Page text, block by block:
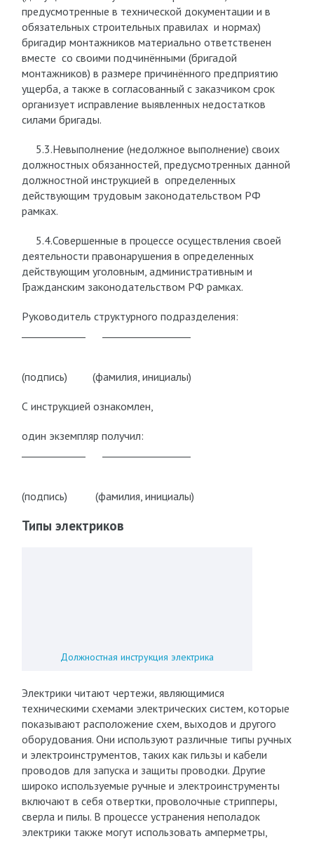
предусмотренные в технической документации и в
обязательных строительных правилах и нормах)
бригадир монтажников материально ответственен
вместе со своими подчинёнными (бригадой
монтажников) в размере причинённого предприятию
ущерба, а также в согласованный с заказчиком срок
организует исправление выявленных недостатков
силами бригады.
5.3.Невыполнение (недолжное выполнение) своих
должностных обязанностей, предусмотренных данной
должностной инструкцией в определенных
действующим трудовым законодательством РФ
рамках.
5.4.Совершенные в процессе осуществления своей
деятельности правонарушения в определенных
действующим уголовным, административным и
Гражданским законодательством РФ рамках.
Руководитель структурного подразделения:
(подпись) (фамилия, инициалы)
С инструкцией ознакомлен,
один экземпляр получил:
(подпись) (фамилия, инициалы)
Типы электриков
Должностная инструкция электрика
Электрики читают чертежи, являющимися
техническими схемами электрических систем, которые
показывают расположение схем, выходов и другого
оборудования. Они используют различные типы ручных
и электроинструментов, таких как гильзы и кабели
проводов для запуска и защиты проводки. Другие
широко используемые ручные и электроинструменты
включают в себя отвертки, проволочные стрипперы,
сверла и пилы. В процессе устранения неполадок
электрики также могут использовать амперметры,